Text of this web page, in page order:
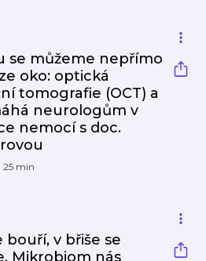
se můžeme nepřímo
oko: optická
tomografie (OCT) a
neurologům v
nemocí s doc.
25 min
bouří, v břiše se
Mikrobiom nás